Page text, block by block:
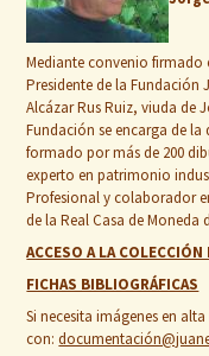
Mediante convenio firmado
Presidente de la
Alcázar Rus Ruiz, viuda de
Fundación se encarga de
formado por más de 200
experto en patrimonio
Profesional y colaborador
de la Real Casa de Moneda
ACCESO A LA
FICHAS BIBLIOGRÁFICAS
Si necesita imágenes en
con: